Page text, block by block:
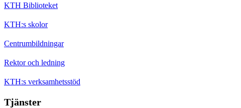
KTH Biblioteket
KTH:s skolor
Centrumbildningar
Rektor och ledning
KTH:s verksamhetsstöd
Tjänster